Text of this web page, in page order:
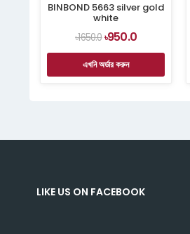
BINBOND 5663 silver gold
white
৳1650.0৳950.0
এখনি অর্ডার করুন
LIKE US ON FACEBOOK